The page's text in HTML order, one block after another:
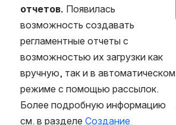
отчетов. Появилась
возможность создавать
регламентные отчеты с
возможностью их загрузки как
вручную, так и в автоматическом
режиме с помощью рассылок.
Более подробную информацию
см. в разделе Создание